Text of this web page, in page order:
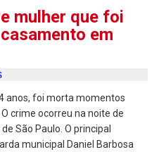
mulher que foi
em
anos, foi morta momentos
crime ocorreu na noite de
São Paulo. O principal
municipal Daniel Barbosa